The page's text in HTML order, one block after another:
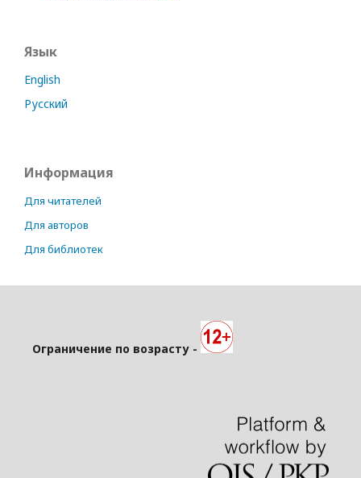
Язык
English
Русский
Информация
Для читателей
Для авторов
Для библиотек
Ограничение по возрасту -